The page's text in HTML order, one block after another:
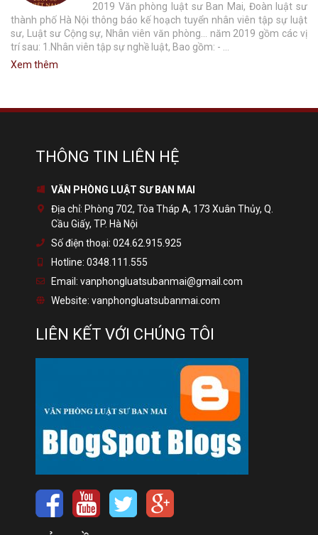
2019 Văn phòng luật sư Ban Mai, Đoàn luật sư
thành phố Hà Nội thông báo kế hoạch tuyển nhân viên tập sự luật
sư, Luật sư Cộng sự, Nhân viên văn phòng… năm 2019 gồm các vị
trí sau: 1.Nhân viên tập sự nghề luật, Bao gồm: - …
Xem thêm
THÔNG TIN LIÊN HỆ
VĂN PHÒNG LUẬT SƯ BAN MAI
Địa chỉ: Phòng 702, Tòa Tháp A, 173 Xuân Thủy, Q.
Cầu Giấy, TP. Hà Nội
Số điện thoại: 024.62.915.925
Hotline: 0348.111.555
Email: vanphongluatsubanmai@gmail.com
Website: vanphongluatsubanmai.com
LIÊN KẾT VỚI CHÚNG TÔI